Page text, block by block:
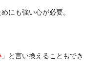
にも強い心が必要。
」と言い換えることもでき